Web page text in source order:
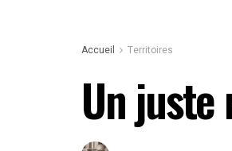
Accueil Territoires
Un juste